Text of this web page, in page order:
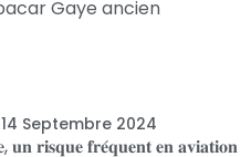
14 Septembre 2024